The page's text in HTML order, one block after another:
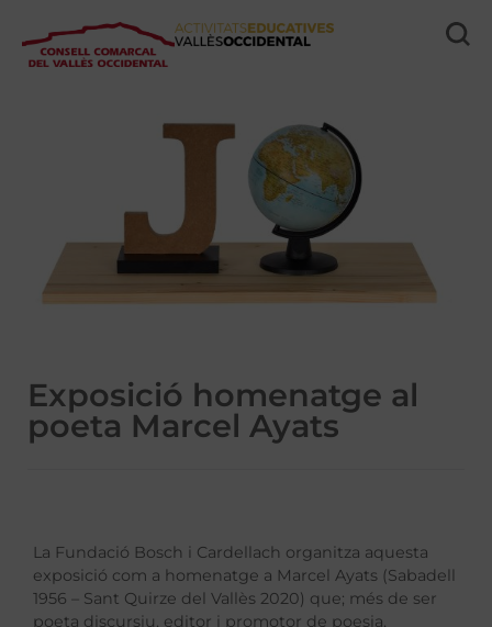
Exposició homenatge al
poeta Marcel Ayats
La Fundació Bosch i Cardellach organitza aquesta
exposició com a homenatge a Marcel Ayats (Sabadell
1956 – Sant Quirze del Vallès 2020) que; més de ser
poeta discursiu, editor i promotor de poesia,